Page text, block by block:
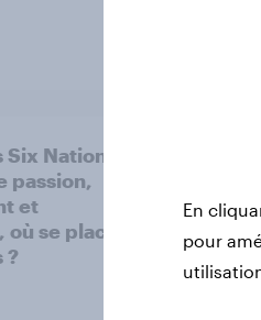
Nations
passion,
et
se placent
?
En
pour